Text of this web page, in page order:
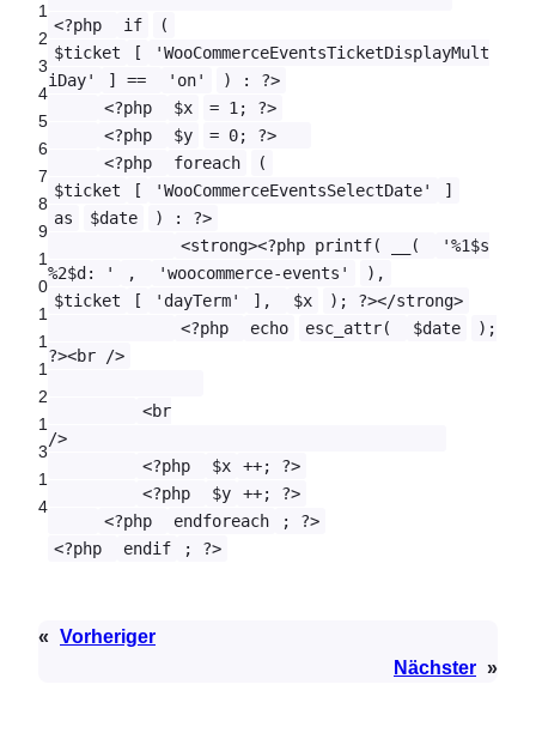
1
2
3
4
5
6
7
8
9
1
0
1
1
1
2
1
3
1
4
<?php if
(
$ticket
[
'WooCommerceEventsTicketDisplayMult
iDay'
] == 'on'
) : ?>
<?php
$x
= 1; ?>
<?php
$y
= 0; ?>
<?php
foreach
(
$ticket
[ 'WooCommerceEventsSelectDate'
]
as
$date
) : ?>
<strong><?php printf( __(
'%1$s
%2$d: '
, 'woocommerce-events'
),
$ticket
[ 'dayTerm' ], $x
); ?></strong>
<?php
echo esc_attr( $date
);
?><br />
<br
/>
<?php
$x
++; ?>
<?php
$y
++; ?>
<?php
endforeach
; ?>
<?php
endif ; ?>
« Vorheriger
Nächster »